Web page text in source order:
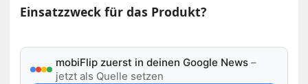
Einsatzzweck für das Produkt?
mobiFlip zuerst in deinen Google News –
jetzt als Quelle setzen